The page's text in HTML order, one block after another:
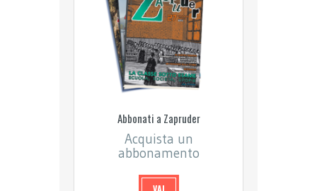
Abbonati a Zapruder
Acquista un
abbonamento